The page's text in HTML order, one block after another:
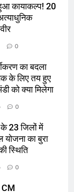
कायाकल्प! 20
0
का बदला
के लिए तय हुए
को क्या मिलेगा
0
के 23 जिलों में
का बुरा
स्थिति
0